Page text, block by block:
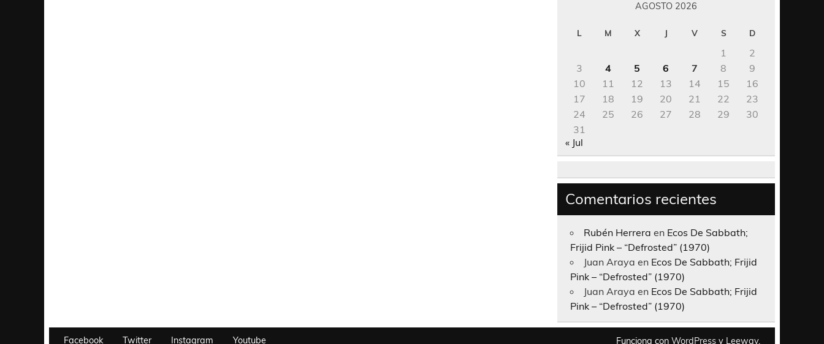
AGOSTO 2026
L M X J V S D
1
2
3
4 5 6 7 8
9
10
11 12 13 14 15
16
17
18 19 20 21 22
23
24
25 26 27 28 29
30
31
« Jul
Comentarios recientes
Rubén Herrera en Ecos De Sabbath;
Frijid Pink – “Defrosted” (1970)
Juan Araya en Ecos De Sabbath; Frijid
Pink – “Defrosted” (1970)
Juan Araya en Ecos De Sabbath; Frijid
Pink – “Defrosted” (1970)
Facebook Twitter Instagram Youtube Funciona con WordPress y Leeway.